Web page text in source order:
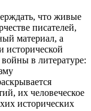
что живые
писателей,
материал, а
исторической
в литературе:
их человеческое
исторических